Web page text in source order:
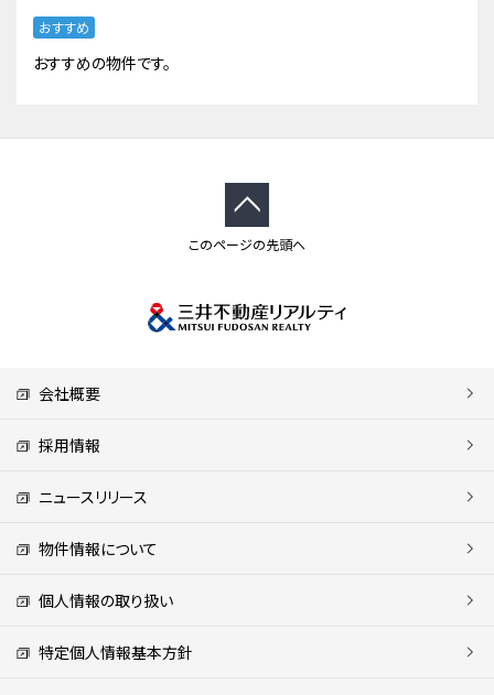
おすすめ
おすすめの物件です。
このページの先頭へ
会社概要
採用情報
ニュースリリース
物件情報について
個人情報の取り扱い
特定個人情報基本方針